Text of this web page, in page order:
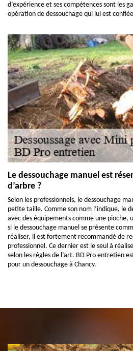
d’expérience et ses compétences sont les
opération de dessouchage qui lui est
Le dessouchage manuel est
d’arbre ?
Selon les professionnels, le dessouchage
petite taille. Comme son nom l’indique, le
avec des équipements comme une pioche,
si le dessouchage manuel se présente
réaliser, il est fortement recommandé de
professionnel. Ce dernier est le seul à
selon les règles de l’art. BD Pro entretien
pour un dessouchage à Chancy.